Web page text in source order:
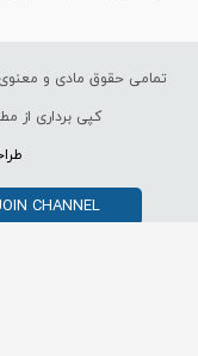
تمامی حقوق مادی و معنوی
کپی برداری از
CHANNEL